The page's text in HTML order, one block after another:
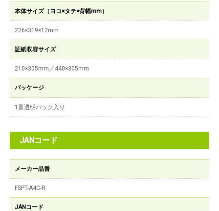
本体サイズ（ヨコ×タテ×背幅mm）
226×319×12mm
証紙収容サイズ
210×305mm／440×305mm
パッケージ
1冊透明パック入り
JANコード
メーカー品番
FSPT-A4C-R
JANコード